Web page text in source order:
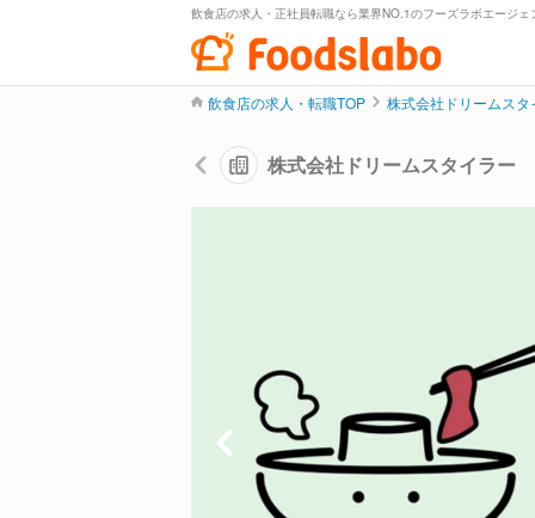
飲食店の求人・正社員転職なら業界NO.1のフーズラボエージェ
飲食店の求人・転職TOP 株式会社ドリームスタ
株式会社ドリームスタイラー